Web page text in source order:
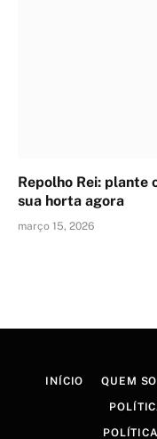
Repolho Rei:
sua horta agora
março 15, 2026
INÍCIO QUEM